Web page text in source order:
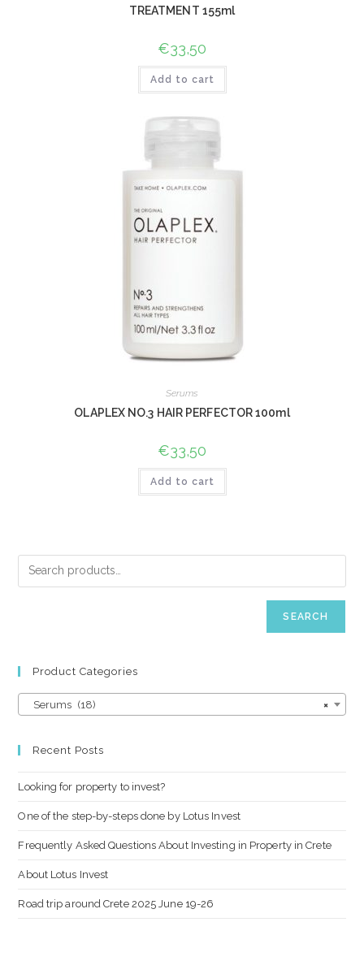
TREATMENT 155ml
€33,50
Add to cart
Serums
OLAPLEX NO.3 HAIR PERFECTOR 100ml
€33,50
Add to cart
SEARCH
Product Categories
×
Serums (18)
Recent Posts
Looking for property to invest?
One of the step-by-steps done by Lotus Invest
Frequently Asked Questions About Investing in Property in Crete
About Lotus Invest
Road trip around Crete 2025 June 19-26